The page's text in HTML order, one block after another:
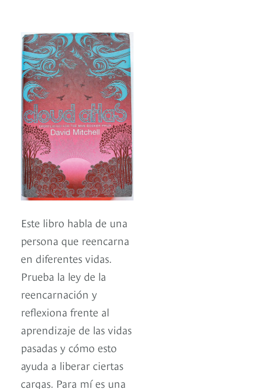
Este libro habla de una
persona que reencarna
en diferentes vidas.
Prueba la ley de la
reencarnación y
reflexiona frente al
aprendizaje de las vidas
pasadas y cómo esto
ayuda a liberar ciertas
cargas. Para mí es una